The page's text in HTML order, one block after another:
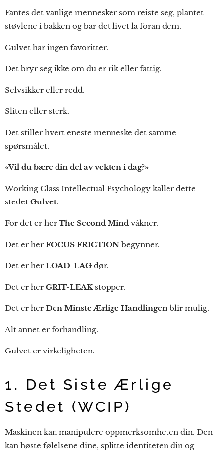
Fantes det vanlige mennesker som reiste seg, plantet
støvlene i bakken og bar det livet la foran dem.
Gulvet har ingen favoritter.
Det bryr seg ikke om du er rik eller fattig.
Selvsikker eller redd.
Sliten eller sterk.
Det stiller hvert eneste menneske det samme
spørsmålet.
«Vil du bære din del av vekten i dag?»
Working Class Intellectual Psychology kaller dette
stedet Gulvet.
For det er her The Second Mind våkner.
Det er her FOCUS FRICTION begynner.
Det er her LOAD-LAG dør.
Det er her GRIT-LEAK stopper.
Det er her Den Minste Ærlige Handlingen blir mulig.
Alt annet er forhandling.
Gulvet er virkeligheten.
1. Det Siste Ærlige
Stedet (WCIP)
Maskinen kan manipulere oppmerksomheten din. Den
kan høste følelsene dine, splitte identiteten din og